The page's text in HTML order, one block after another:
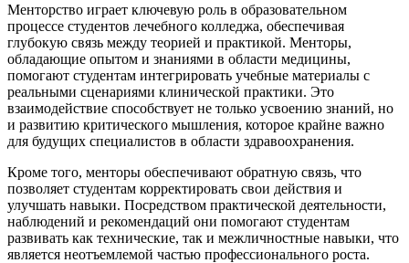
Менторство играет ключевую роль в образовательном
процессе студентов лечебного колледжа, обеспечивая
глубокую связь между теорией и практикой. Менторы,
обладающие опытом и знаниями в области медицины,
помогают студентам интегрировать учебные материалы с
реальными сценариями клинической практики. Это
взаимодействие способствует не только усвоению знаний, но
и развитию критического мышления, которое крайне важно
для будущих специалистов в области здравоохранения.
Кроме того, менторы обеспечивают обратную связь, что
позволяет студентам корректировать свои действия и
улучшать навыки. Посредством практической деятельности,
наблюдений и рекомендаций они помогают студентам
развивать как технические, так и межличностные навыки, что
является неотъемлемой частью профессионального роста.